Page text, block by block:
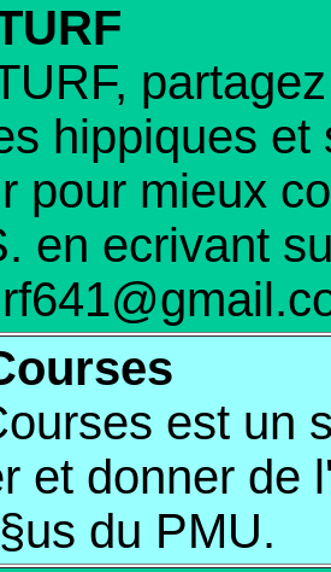
hippiques
pour mieux
en ecrivant
est un
et donner de
du PMU.